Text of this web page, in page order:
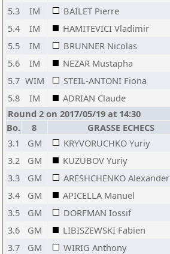
5.3 IM BAILET Pierre
5.4
IM HAMITEVICI Vladimir
5.5
IM BRUNNER Nicolas
5.6
IM NEZAR Mustapha
5.7 WIM STEIL-ANTONI Fiona
5.8
IM ADRIAN Claude
Round 2 on 2017/05/19 at 14:30
Bo.
8 GRASSE ECHECS
3.1
GM KRYVORUCHKO Yuriy
3.2
GM KUZUBOV Yuriy
3.3
GM ARESHCHENKO Alexander
3.4
GM APICELLA Manuel
3.5
GM DORFMAN Iossif
3.6
GM LIBISZEWSKI Fabien
3.7
GM WIRIG Anthony